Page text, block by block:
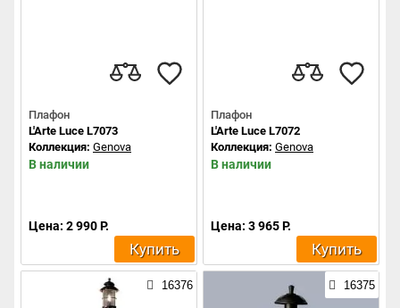
Плафон
L'Arte Luce L7073
Коллекция: Genova
В наличии
Цена: 2 990 Р.
Купить
Плафон
L'Arte Luce L7072
Коллекция: Genova
В наличии
Цена: 3 965 Р.
Купить
16376 16375